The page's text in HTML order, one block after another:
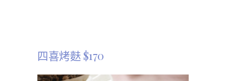
四喜烤麩 $170